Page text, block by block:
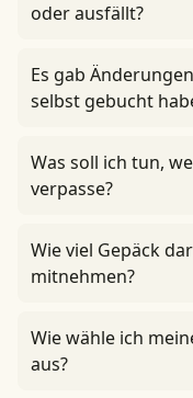
oder ausfällt?
Es gab
selbst gebucht
Was soll ich tun,
verpasse?
Wie viel Gepäck
mitnehmen?
Wie wähle ich
aus?